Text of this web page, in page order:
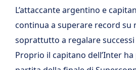
L’attaccante argentino e
continua a superare record su
soprattutto a regalare
Proprio il capitano dell’Inter